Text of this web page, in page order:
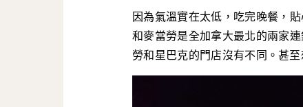
因為氣溫實在太低，吃完晚餐，
和麥當勞是全加拿大最北的兩家
勞和星巴克的門店沒有不同。甚